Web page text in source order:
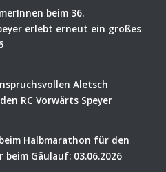
beim 36.
erlebt erneut ein großes
Aletsch
RC Vorwärts Speyer
Halbmarathon für den
beim Gäulauf: 03.06.2026